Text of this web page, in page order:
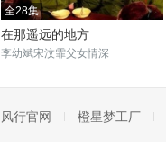
全28集
在那遥远的地方
李幼斌宋汶霏父女情深
风行官网 橙星梦工厂